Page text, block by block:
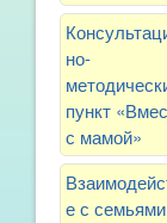
но-
пункт
с мамой»
е с семьями